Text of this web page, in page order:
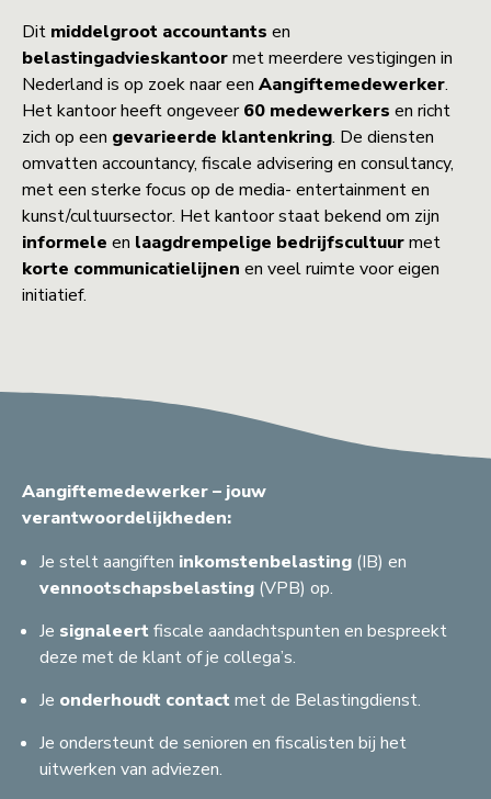
Dit middelgroot accountants en
belastingadvieskantoormet meerdere vestigingen in
Nederland is op zoek naar een Aangiftemedewerker.
Het kantoor heeft ongeveer60 medewerkers en richt
zich op een gevarieerde klantenkring. De diensten
omvatten accountancy, fiscale advisering en consultancy,
met een sterke focus op de media- entertainment en
kunst/cultuursector. Het kantoor staat bekend om zijn
informele en laagdrempelige bedrijfscultuurmet
korte communicatielijnen en veel ruimte voor eigen
initiatief.
Aangiftemedewerker – jouw
verantwoordelijkheden:
Je stelt aangiften inkomstenbelasting (IB) en
vennootschapsbelasting (VPB) op.
Je signaleert fiscale aandachtspunten en bespreekt
deze met de klant of je collega’s.
Je onderhoudt contact met de Belastingdienst.
Je ondersteunt de senioren en fiscalisten bij het
uitwerken van adviezen.